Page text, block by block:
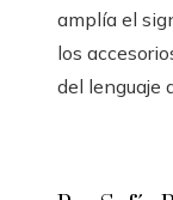
amplía el
los
del lenguaje